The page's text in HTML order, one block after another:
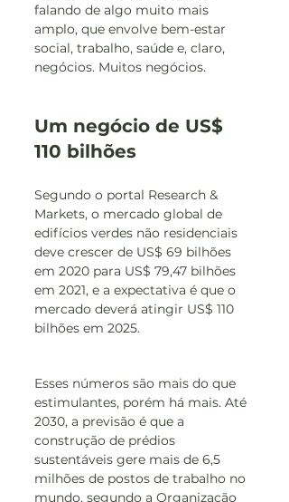
falando de algo muito mais
amplo, que envolve bem-estar
social, trabalho, saúde e, claro,
negócios. Muitos negócios.
Um negócio de US$
110 bilhões
Segundo o portal Research &
Markets, o mercado global de
edifícios verdes não residenciais
deve crescer de US$ 69 bilhões
em 2020 para US$ 79,47 bilhões
em 2021, e a expectativa é que o
mercado deverá atingir US$ 110
bilhões em 2025.
Esses números são mais do que
estimulantes, porém há mais. Até
2030, a previsão é que a
construção de prédios
sustentáveis gere mais de 6,5
milhões de postos de trabalho no
mundo, segundo a Organização